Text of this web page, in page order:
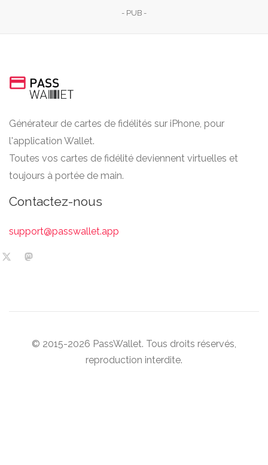
- PUB -
Générateur de cartes de fidélités sur iPhone, pour
l'application Wallet.
Toutes vos cartes de fidélité deviennent virtuelles et
toujours à portée de main.
Contactez-nous
support@passwallet.app
© 2015-2026 PassWallet. Tous droits réservés,
reproduction interdite.